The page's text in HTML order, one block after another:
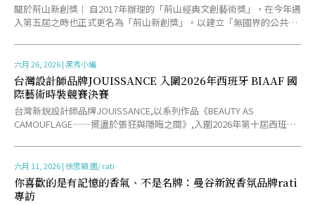
關於荊山新創獎｜ 自2017年辦理的「荊山經典文創藝術獎」，在今年邁
入第五屆之時也正式更名為「荊山新創獎」。以建立「無國界的公共藝
六月 26, 2026|黑秀小編
台灣設計師品牌JOUISSANCE 入圍2026年西班牙 BIAAF 國
際藝術時裝競賽決賽
台灣新銳設計師品牌JOUISSANCE,以系列作品《BEAUTY AS
CAMOUFLAGE——擺盪於張狂與隱晦之間》,入圍2026年第十屆西班牙
六月 11, 2026|徐思穎 圖/ rati
你喜歡的是有記憶的香氣、不是名牌：曼谷新銳香氛品牌rati
專訪